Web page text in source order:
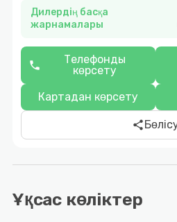
Дилердің басқа
жарнамалары
phone
Телефонды
көрсету
Картадан көрсету
share
Ұқсас көліктер